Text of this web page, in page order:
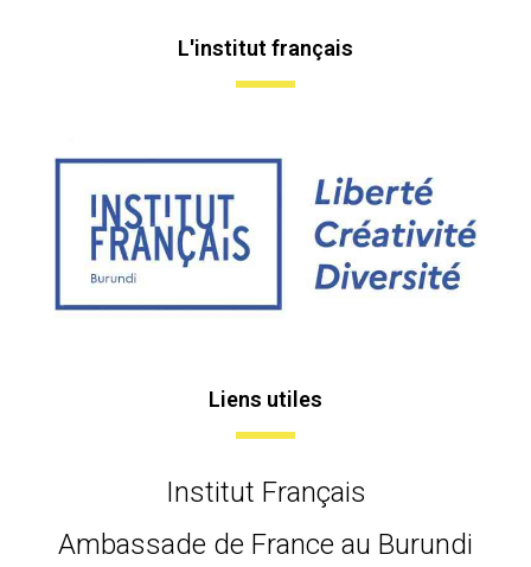
L'institut français
Liens utiles
Institut Français
Ambassade de France au Burundi